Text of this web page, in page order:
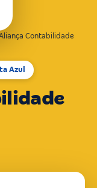
Contabilidade
Azul